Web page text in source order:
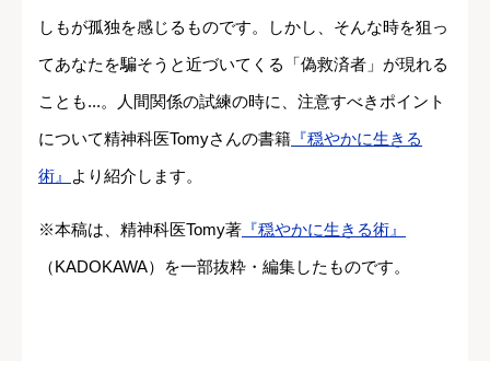
しもが孤独を感じるものです。しかし、そんな時を狙っ
てあなたを騙そうと近づいてくる「偽救済者」が現れる
ことも...。人間関係の試練の時に、注意すべきポイント
について精神科医Tomyさんの書籍 『穏やかに生きる
術』
より紹介します。
※本稿は、精神科医Tomy著 『穏やかに生きる術』
（KADOKAWA）を一部抜粋・編集したものです。